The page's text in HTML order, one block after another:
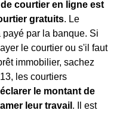
courtier en ligne est
gratuits. Le
par la banque. Si
le courtier ou s'il faut
immobilier, sachez
les courtiers
le montant de
leur travail . Il est